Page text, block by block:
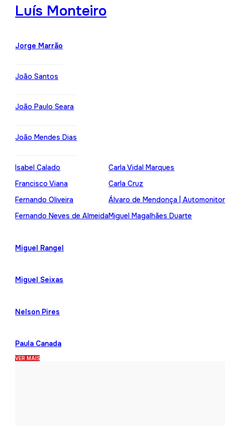
Luís Monteiro
Jorge Marrão
João Santos
João Paulo Seara
João Mendes Dias
Isabel Calado
Francisco Viana
Fernando Oliveira
Fernando Neves de Almeida
Carla Vidal Marques
Carla Cruz
Álvaro de Mendonça | Automonitor
Miguel Magalhães Duarte
Miguel Rangel
Miguel Seixas
Nelson Pires
Paula Canada
VER MAIS